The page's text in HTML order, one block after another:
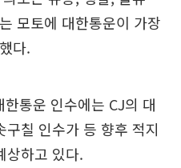
모토에 대한통운이 가장
다.
통운 인수에는 CJ의 대
칠 인수가 등 향후 적지
상하고 있다.